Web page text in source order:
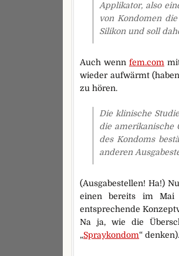
Applikator, also
von Kondomen
Silikon und soll
Auch wenn fem.com
wieder aufwärmt
zu hören.
Die klinische
die amerikanische
des Kondoms
anderen
(Ausgabestellen! Ha!)
einen bereits im
entsprechende
Na ja, wie die
„Spraykondom“ denken).